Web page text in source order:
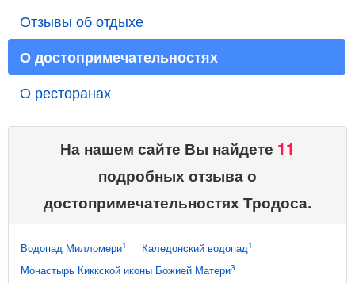
Отзывы об отдыхе
О достопримечательностях
О ресторанах
На нашем сайте Вы найдете 11
подробных отзыва о
достопримечательностях Тродоса.
Водопад Милломери1 Каледонский водопад1
Монастырь Киккской иконы Божией Матери3